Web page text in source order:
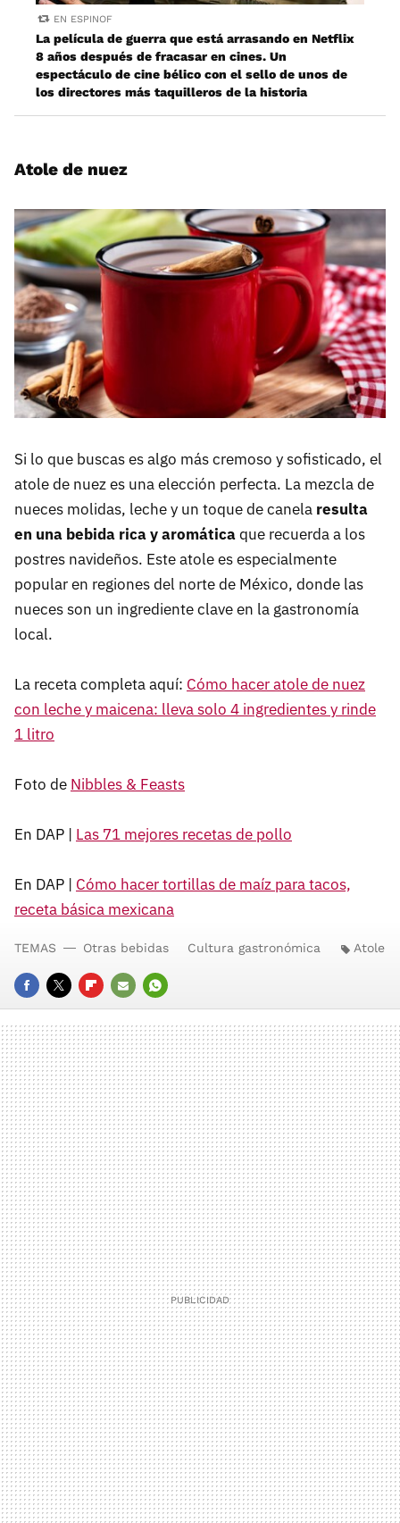
EN ESPINOF
La película de guerra que está arrasando en Netflix
8 años después de fracasar en cines. Un
espectáculo de cine bélico con el sello de unos de
los directores más taquilleros de la historia
Atole de nuez
Si lo que buscas es algo más cremoso y sofisticado, el
atole de nuez es una elección perfecta. La mezcla de
nueces molidas, leche y un toque de canela resulta
en una bebida rica y aromáticaque recuerda a los
postres navideños. Este atole es especialmente
popular en regiones del norte de México, donde las
nueces son un ingrediente clave en la gastronomía
local.
La receta completa aquí: Cómo hacer atole de nuez
con leche y maicena: lleva solo 4 ingredientes y rinde
1 litro
Foto de Nibbles & Feasts
En DAP | Las 71 mejores recetas de pollo
En DAP | Cómo hacer tortillas de maíz para tacos,
receta básica mexicana
FACEBOOK
TWITTERFLIPBOARD
E-
MAIL
WHATSAPP
TEMAS Otras bebidas Cultura gastronómica Atole